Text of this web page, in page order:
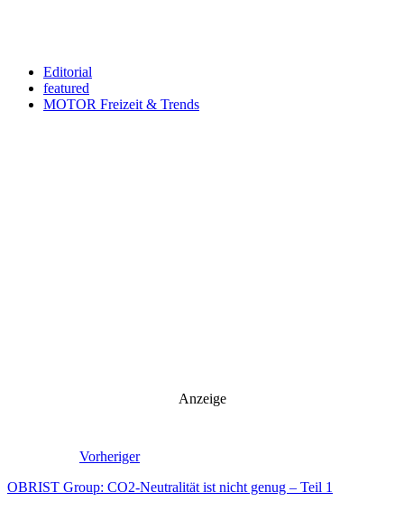
Editorial
featured
MOTOR Freizeit & Trends
Anzeige
Vorheriger
OBRIST Group: CO2-Neutralität ist nicht genug – Teil 1